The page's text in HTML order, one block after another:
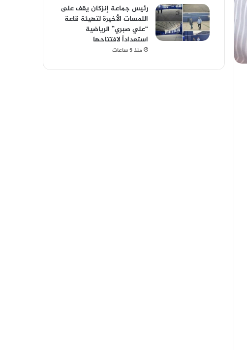
رئيس جماعة إنزكان يقف على
اللمسات الأخيرة لتهيئة قاعة
“علي صبري” الرياضية
استعداداً لافتتاحها
منذ 5 ساعات